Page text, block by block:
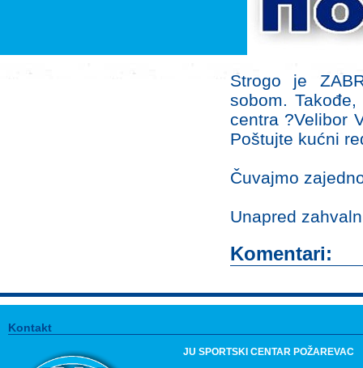
Strogo je
sobom.
centra ?Velibor
Poštujte kućni
Čuvajmo
Unapred
Komentari:
Kontakt
JU SPORTSKI CENTAR POŽAREVAC